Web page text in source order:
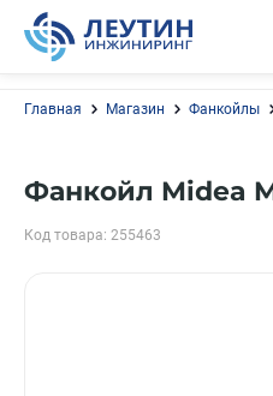
Главная Магазин Фанкойлы
Фанкойл Midea
Код товара: 255463